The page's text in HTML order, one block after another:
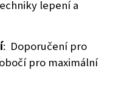
lepení a
: Doporučení pro
pro maximální